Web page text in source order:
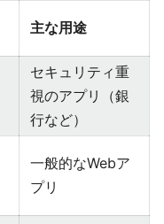
主な用途
セキュリティ重
視のアプリ（銀
行など）
一般的なWebア
プリ